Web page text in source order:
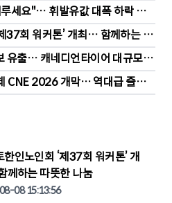
세요"… 휘발유값 대폭 하락 예
37회 워커톤’ 개최… 함께하는 따
유출… 캐네디언타이어 대규모 집
CNE 2026 개막… 역대급 즐길
한인노인회 ‘제37회 워커톤’ 개
께하는 따뜻한 나눔
08 15:13:56